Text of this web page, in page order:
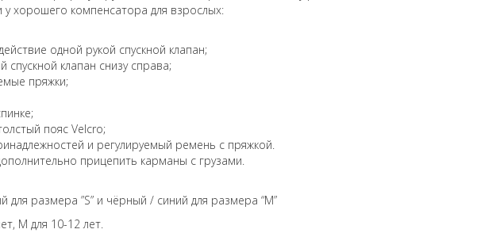
у хорошего компенсатора для взрослых:
одной рукой спускной клапан;
спускной клапан снизу справа;
пряжки;
пояс Velcro;
и регулируемый ремень с пряжкой.
прицепить карманы с грузами.
для размера ”S” и чёрный / синий для размера “M”
M для 10-12 лет.